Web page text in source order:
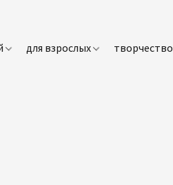
для взрослых творчество